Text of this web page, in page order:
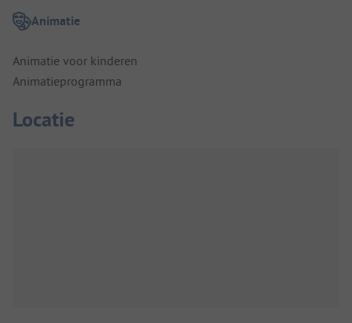
Animatie
Animatie voor kinderen
Animatieprogramma
Locatie